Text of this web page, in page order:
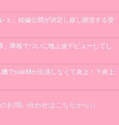
ェ」続編公開が決定し嬉し困惑する皆
」降板でついに地上波デビューしてし
でsideMが出演しなくて炎上！？炎上
お問い合わせはこちらから↓↓